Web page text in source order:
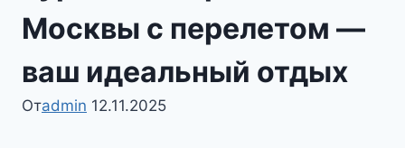
Москвы с перелетом —
ваш идеальный отдых
Отadmin 12.11.2025